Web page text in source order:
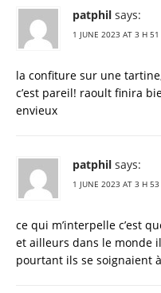
patphil says:
1 JUNE 2023 AT 3 H
la confiture sur une
c’est pareil! raoult finira
envieux
patphil says:
1 JUNE 2023 AT 3 H
ce qui m’interpelle c’est
et ailleurs dans le monde il
pourtant ils se soignaient